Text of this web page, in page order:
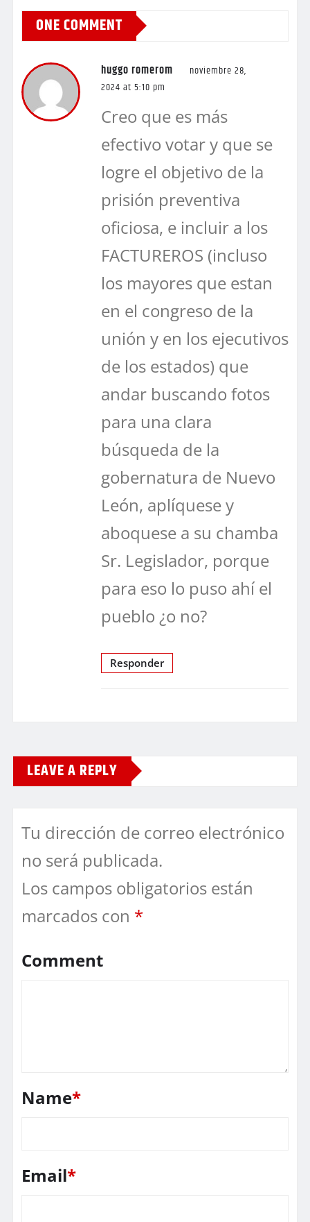
ONE COMMENT
huggo romerom
noviembre 28,
2024 at 5:10 pm
Creo que es más
efectivo votar y que se
logre el objetivo de la
prisión preventiva
oficiosa, e incluir a los
FACTUREROS (incluso
los mayores que estan
en el congreso de la
unión y en los ejecutivos
de los estados) que
andar buscando fotos
para una clara
búsqueda de la
gobernatura de Nuevo
León, aplíquese y
aboquese a su chamba
Sr. Legislador, porque
para eso lo puso ahí el
pueblo ¿o no?
Responder
LEAVE A REPLY
Tu dirección de correo electrónico
no será publicada.
Los campos obligatorios están
marcados con *
Comment
Name*
Email*